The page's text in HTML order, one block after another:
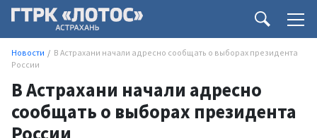
Новости
В Астрахани начали адресно сообщать о выборах президента
России
В Астрахани начали адресно
сообщать о выборах президента